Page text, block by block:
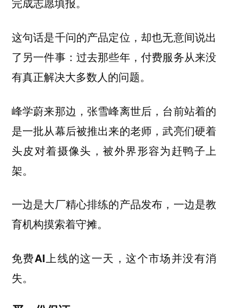
这句话是千问的产品定位，却也无意间说出
了另一件事：过去那些年，付费服务从来没
有真正解决大多数人的问题。
峰学蔚来那边，张雪峰离世后，台前站着的
是一批从幕后被推出来的老师，武亮们硬着
头皮对着摄像头，被外界形容为赶鸭子上
架。
一边是大厂精心排练的产品发布，一边是教
育机构摸索着守摊。
免费AI上线的这一天，这个市场并没有消
失。